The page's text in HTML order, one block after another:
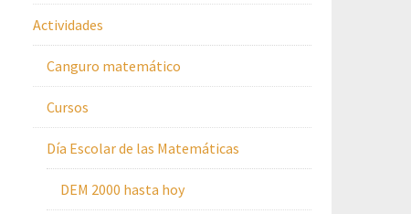
Actividades
Canguro matemático
Cursos
Día Escolar de las Matemáticas
DEM 2000 hasta hoy